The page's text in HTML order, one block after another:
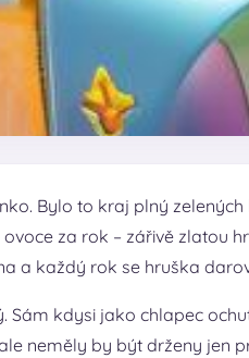
Bylo to kraj plný
za rok – zářivě zlatou
a každý rok se hruška
kdysi jako chlapec
neměly by být drženy jen